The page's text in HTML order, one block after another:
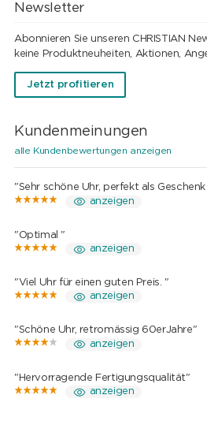
Newsletter
Abonnieren Sie unseren CHRISTIAN
keine Produktneuheiten, Aktionen,
Jetzt profitieren
Kundenmeinungen
alle Kundenbewertungen anzeigen
"Sehr schöne Uhr, perfekt als
anzeigen
"Optimal "
anzeigen
"Viel Uhr für einen guten Preis. "
anzeigen
"Schöne Uhr, retromässig 60erJahre"
anzeigen
"Hervorragende Fertigungsqualität"
anzeigen